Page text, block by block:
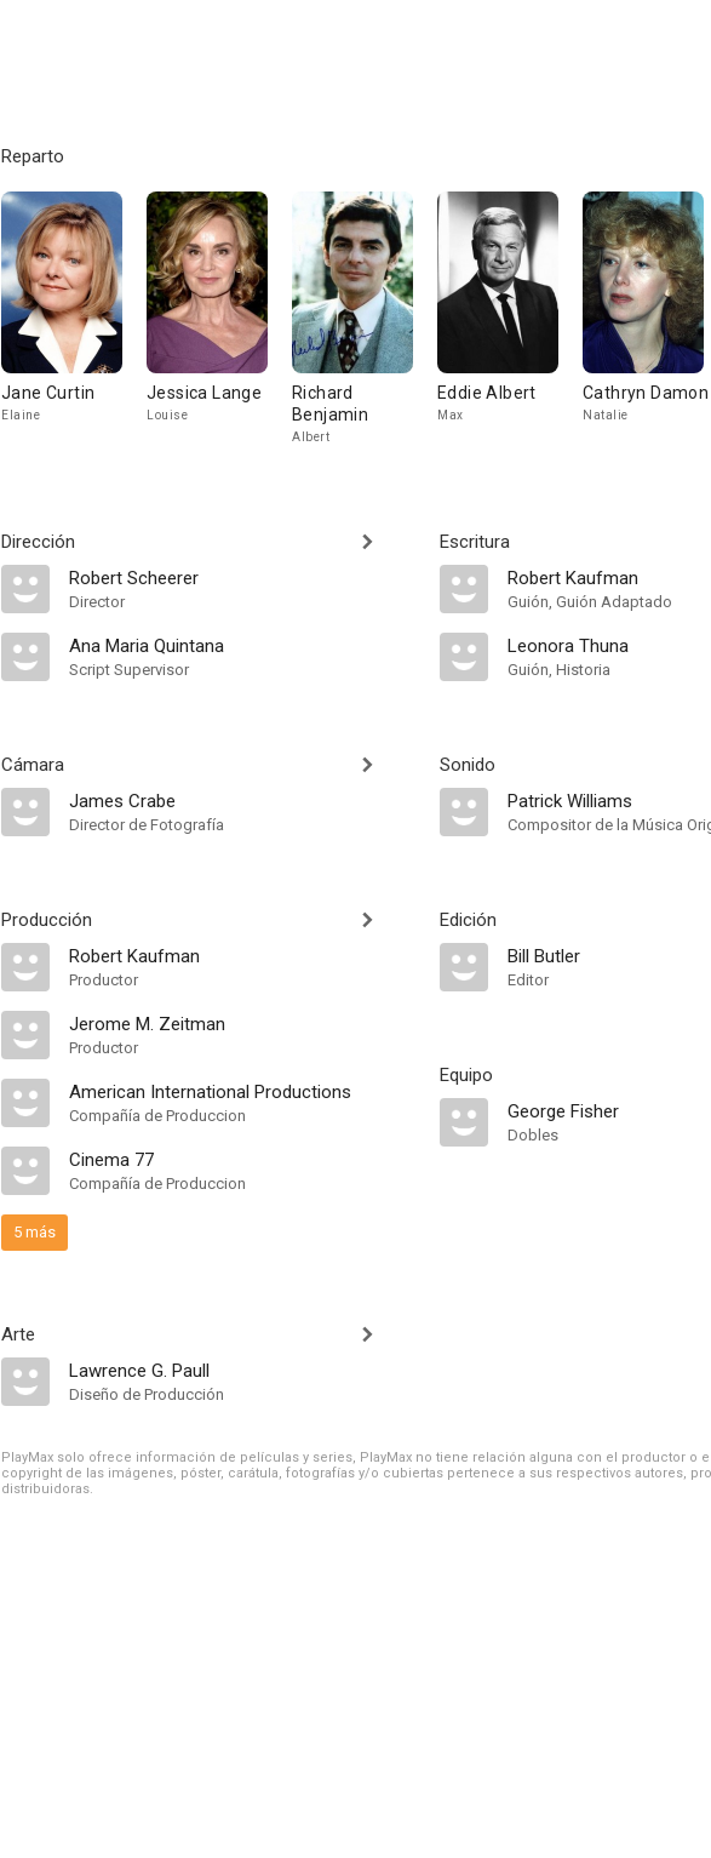
Reparto
Jane Curtin
Elaine
Jessica Lange
Louise
Richard
Benjamin
Albert
Eddie Albert
Max
Cathryn Damon
Natalie
Dirección
Robert Scheerer
Director
Ana Maria Quintana
Script Supervisor
Cámara
James Crabe
Director de Fotografía
Producción
Robert Kaufman
Productor
Jerome M. Zeitman
Productor
American International Productions
Compañía de Produccion
Cinema 77
Compañía de Produccion
5 más
Arte
Lawrence G. Paull
Diseño de Producción
Escritura
Robert Kaufman
Guión, Guión Adaptado
Leonora Thuna
Guión, Historia
Sonido
Patrick Williams
Compositor de la Música
Edición
Bill Butler
Editor
Equipo
George Fisher
Dobles
PlayMax solo ofrece información de películas y series, PlayMax no tiene relación alguna con el productor o
copyright de las imágenes, póster, carátula, fotografías y/o cubiertas pertenece a sus respectivos autores,
distribuidoras.